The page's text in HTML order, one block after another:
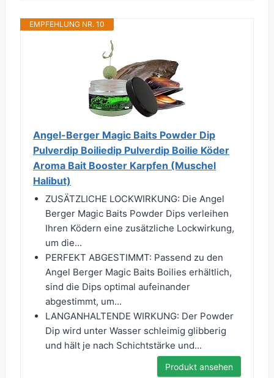
EMPFEHLUNG NR. 10
Angel-Berger Magic Baits Powder Dip
Pulverdip Boiliedip Pulverdip Boilie Köder
Aroma Bait Booster Karpfen (Muschel
Halibut)
ZUSÄTZLICHE LOCKWIRKUNG: Die Angel
Berger Magic Baits Powder Dips verleihen
Ihren Ködern eine zusätzliche Lockwirkung,
um die...
PERFEKT ABGESTIMMT: Passend zu den
Angel Berger Magic Baits Boilies erhältlich,
sind die Dips optimal aufeinander
abgestimmt, um...
LANGANHALTENDE WIRKUNG: Der Powder
Dip wird unter Wasser schleimig glibberig
und hält je nach Schichtstärke und...
Produkt ansehen